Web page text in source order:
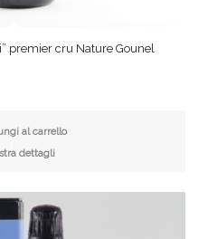
premier cru Nature Gounel
al carrello
dettagli